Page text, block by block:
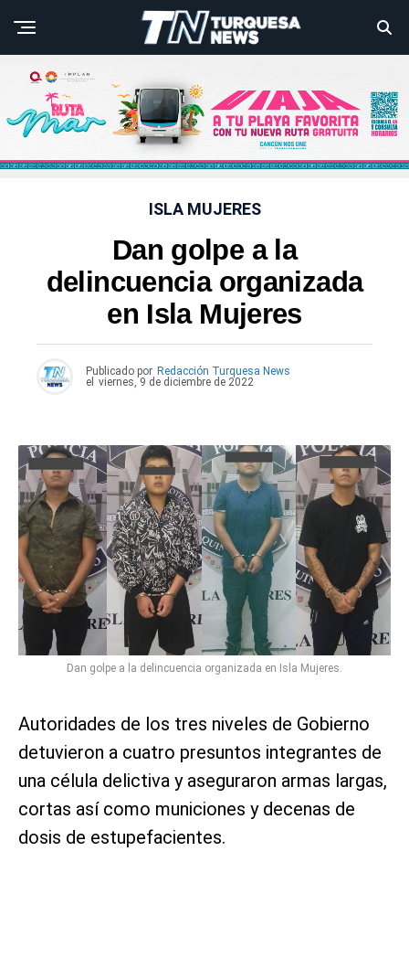
ISLA MUJERES
Dan golpe a la
delincuencia organizada
en Isla Mujeres
Publicado por Redacción Turquesa News
el viernes, 9 de diciembre de 2022
Dan golpe a la delincuencia organizada en Isla Mujeres.
Autoridades de los tres niveles de Gobierno
detuvieron a cuatro presuntos integrantes de
una célula delictiva y aseguraron armas largas,
cortas así como municiones y decenas de
dosis de estupefacientes.